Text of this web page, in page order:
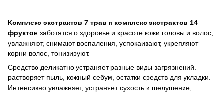
Комплекс экстрактов 7 трав и комплекс экстрактов 14
фруктов заботятся о здоровье и красоте кожи головы и волос,
увлажняют, снимают воспаления, успокаивают, укрепляют
корни волос, тонизируют.
Средство деликатно устраняет разные виды загрязнений,
растворяет пыль, кожный себум, остатки средств для укладки.
Интенсивно увлажняет, устраняет сухость и шелушение,